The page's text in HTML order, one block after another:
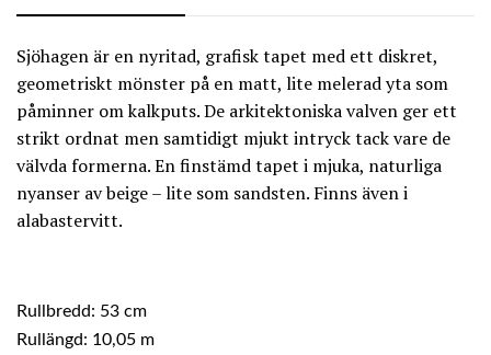
Sjöhagen är en nyritad, grafisk tapet med ett diskret,
geometriskt mönster på en matt, lite melerad yta som
påminner om kalkputs. De arkitektoniska valven ger ett
strikt ordnat men samtidigt mjukt intryck tack vare de
välvda formerna. En finstämd tapet i mjuka, naturliga
nyanser av beige – lite som sandsten. Finns även i
alabastervitt.
Rullbredd: 53 cm
Rullängd: 10,05 m